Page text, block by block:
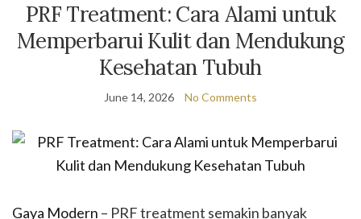
PRF Treatment: Cara Alami untuk
Memperbarui Kulit dan Mendukung
Kesehatan Tubuh
June 14, 2026 No Comments
Gaya Modern – PRF treatment semakin banyak